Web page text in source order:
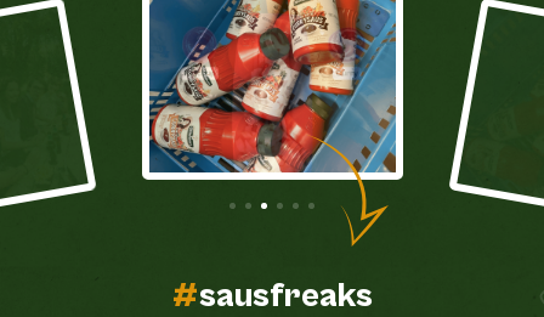
#sausfreaks